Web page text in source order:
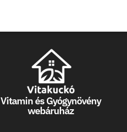
Vitamin és Gyógynövény
webáruház